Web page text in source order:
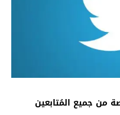
من جميع المُتابعين